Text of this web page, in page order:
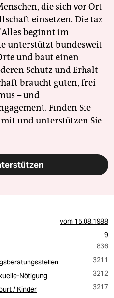
die sich vor Ort
einsetzen. Die taz
beginnt im
unterstützt bundesweit
und baut einen
Schutz und Erhalt
braucht guten, frei
– und
Finden Sie
mit und unterstützen Sie
vom 15.08.1988
9
836
3211
Nötigung
3212
/ Kinder
3217